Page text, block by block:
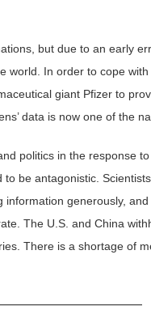
but due to an early
world. In order to cope
giant Pfizer to
data is now one of the
politics in the response
be antagonistic.
generously,
The U.S. and China
There is a shortage of